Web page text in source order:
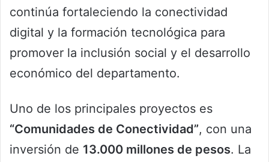
continúa fortaleciendo la conectividad
digital y la formación tecnológica para
promover la inclusión social y el desarrollo
económico del departamento.
Uno de los principales proyectos es
“Comunidades de Conectividad”, con una
inversión de 13.000 millones de pesos. La